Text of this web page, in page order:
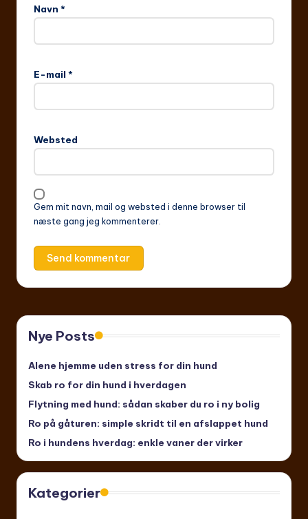
Navn *
E-mail *
Websted
Gem mit navn, mail og websted i denne browser til
næste gang jeg kommenterer.
Nye Posts
Alene hjemme uden stress for din hund
Skab ro for din hund i hverdagen
Flytning med hund: sådan skaber du ro i ny bolig
Ro på gåturen: simple skridt til en afslappet hund
Ro i hundens hverdag: enkle vaner der virker
Kategorier